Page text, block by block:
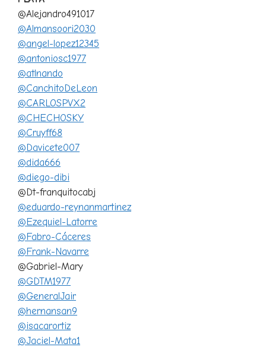
@Alejandro491017
@Almansoori2030
@angel-lopez12345
@antoniosc1977
@atlnando
@CanchitoDeLeon
@CARLOSPVX2
@CHECHOSKY
@Cruyff68
@Davicete007
@dida666
@diego-dibi
@Dt-franquitocabj
@eduardo-reynanmartinez
@Ezequiel-Latorre
@Fabro-Cáceres
@Frank-Navarre
@Gabriel-Mary
@GDTM1977
@GeneralJair
@hernansan9
@isacarortiz
@Jaciel-Mata1